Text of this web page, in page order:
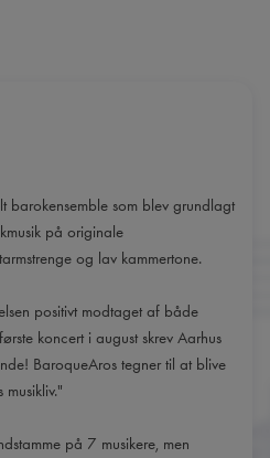
barokensemble som blev grundlagt
på originale
og lav kammertone.
positivt modtaget af både
koncert i august skrev Aarhus
BaroqueAros tegner til at blive
på 7 musikere, men